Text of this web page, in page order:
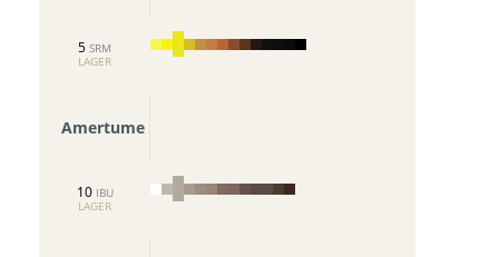
5 SRM
LAGER
Amertume
10 IBU
LAGER